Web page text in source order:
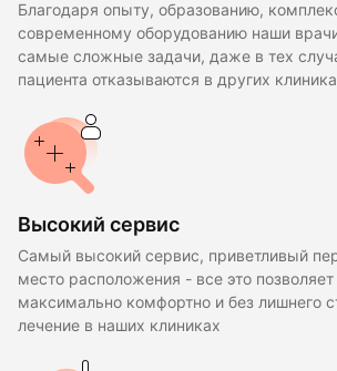
Благодаря опыту, образованию,
современному оборудованию наши
самые сложные задачи, даже в тех
пациента отказываются в других
Высокий сервис
Самый высокий сервис, приветливый
место расположения - все это
максимально комфортно и без лишнего
лечение в наших клиниках